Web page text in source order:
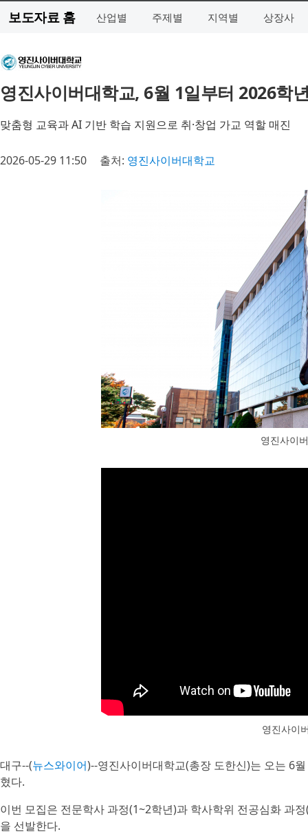
보도자료 홈 산업별 주제별 지역별 상장사
영진사이버대학교, 6월 1일부터 2026학
맞춤형 교육과 AI 기반 학습 지원으로 취·창업 가교 역할 매진
2026-05-29 11:50 출처: 영진사이버대학교
영진사이
영진사이
대구--(뉴스와이어)--영진사이버대학교(총장 도한신)는 오는 6
혔다.
이번 모집은 전문학사 과정(1~2학년)과 학사학위 전공심화 과
을 선발한다.